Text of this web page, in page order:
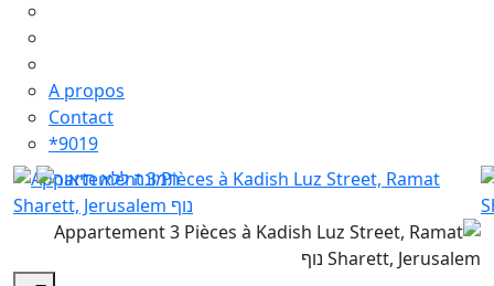
A propos
Contact
*9019